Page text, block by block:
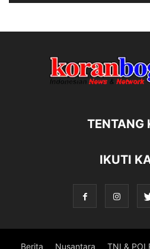
TENTANG
IKUTI
Berita Nusantara TNI &